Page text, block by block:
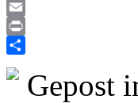
Reddit
Email
Print
Gepost